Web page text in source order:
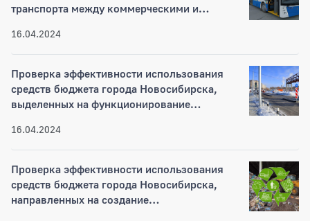
транспорта между коммерческими и
2022 годы
16.04.2024
Проверка эффективности использования
средств бюджета города Новосибирска,
выделенных на функционирование
города Новосибирска «Управление
дорожного строительства» за 2021–2022
годы
16.04.2024
Проверка эффективности использования
средств бюджета города Новосибирска,
направленных на создание